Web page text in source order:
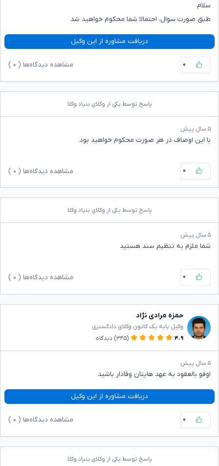
سلام
طبق صورت سوال، احتمالا شما محکوم خواهید شد
دریافت مشاوره از این وکیل
۰ مشاهده دیدگاه‌ها ( ۰
پاسخ توسط یکی از وکلای بنیاد وکلا
۵ سال پیش
با این اوصاف در هر صورت محکوم خواهید بود.
۰ مشاهده دیدگاه‌ها ( ۰
پاسخ توسط یکی از وکلای بنیاد وکلا
۵ سال پیش
شما ملزم به تنظیم سند هستید
۰ مشاهده دیدگاه‌ها ( ۰
حمزه مرادی نژاد
وکیل پایه یک کانون وکلای دادگستری
۴.۹
(۳۴۵) دیدگاه
۵ سال پیش
اوفو بالعقود به عهد هایتان وفادار باشید
دریافت مشاوره از این وکیل
۰ مشاهده دیدگاه‌ها ( ۰
پاسخ توسط یکی از وکلای بنیاد وکلا